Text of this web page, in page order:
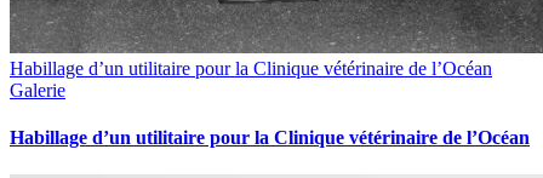
Habillage d’un utilitaire pour la Clinique vétérinaire de l’Océan
Galerie
Habillage d’un utilitaire pour la Clinique vétérinaire de l’Océan